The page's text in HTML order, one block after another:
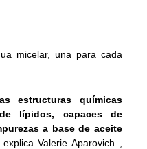
micelar, una para cada
estructuras químicas
lípidos, capaces de
a base de aceite
, explica Valerie Aparovich ,